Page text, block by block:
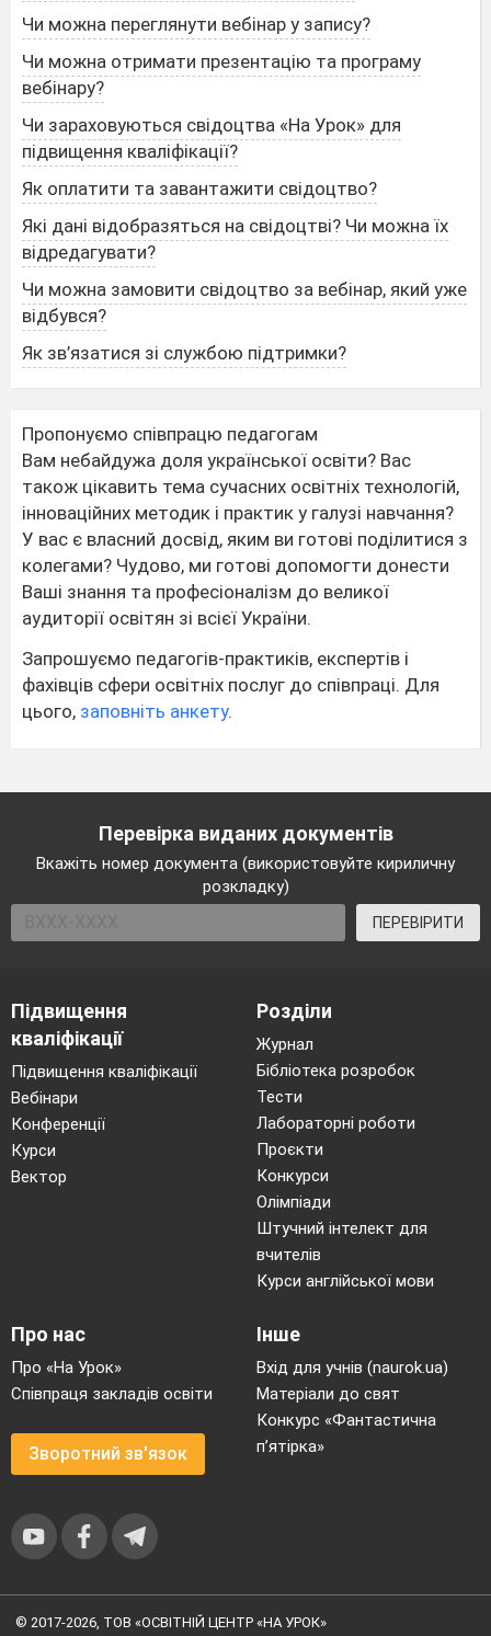
Чи можна переглянути вебінар у запису?
Чи можна отримати презентацію та програму
вебінару?
Чи зараховуються свідоцтва «На Урок» для
підвищення кваліфікації?
Як оплатити та завантажити свідоцтво?
Які дані відобразяться на свідоцтві? Чи можна їх
відредагувати?
Чи можна замовити свідоцтво за вебінар, який уже
відбувся?
Як зв’язатися зі службою підтримки?
Пропонуємо співпрацю педагогам
Вам небайдужа доля української освіти? Вас
також цікавить тема сучасних освітніх технологій,
інноваційних методик і практик у галузі навчання?
У вас є власний досвід, яким ви готові поділитися з
колегами? Чудово, ми готові допомогти донести
Ваші знання та професіоналізм до великої
аудиторії освітян зі всієї України.
Запрошуємо педагогів-практиків, експертів і
фахівців сфери освітніх послуг до співпраці. Для
цього, заповніть анкету.
Перевірка виданих документів
Вкажіть номер документа (використовуйте кириличну
розкладку)
ПЕРЕВІРИТИ
Підвищення
кваліфікації
Підвищення кваліфікації
Вебінари
Конференції
Курси
Вектор
Розділи
Журнал
Бібліотека розробок
Тести
Лабораторні роботи
Проєкти
Конкурси
Олімпіади
Штучний інтелект для
вчителів
Курси англійської мови
Про нас
Про «На Урок»
Співпраця закладів освіти
Зворотний зв'язок
Інше
Вхід для учнів (naurok.ua)
Матеріали до свят
Конкурс «Фантастична
п’ятірка»
© 2017-2026, ТОВ «ОСВІТНІЙ ЦЕНТР «НА УРОК»